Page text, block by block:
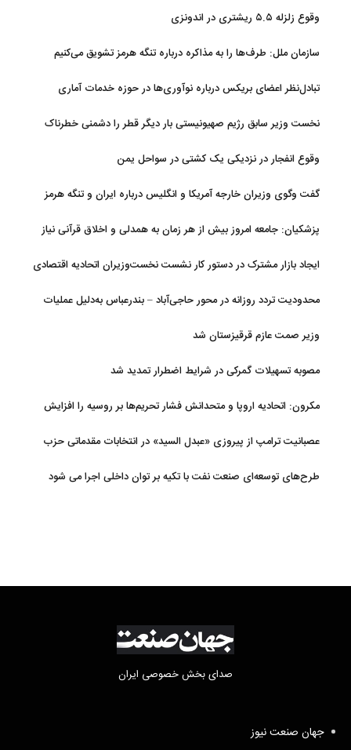
وقوع زلزله ۵.۵ ریشتری در اندونزی
سازمان ملل: طرف‌ها را به مذاکره درباره تنگه هرمز تشویق می‌کنیم
تبادل‌نظر اعضای بریکس درباره نوآوری‌ها در حوزه خدمات آماری
نخست وزیر سابق رژیم صهیونیستی بار دیگر قطر را دشمنی خطرناک
وقوع انفجار در نزدیکی یک کشتی در سواحل یمن
گفت وگوی وزیران خارجه آمریکا و انگلیس درباره ایران و تنگه هرمز
پزشکیان: جامعه امروز بیش از هر زمان به همدلی و اخلاق قرآنی نیاز
ایجاد بازار مشترک در دستور کار نشست نخست‌وزیران اتحادیه اقتصادی
محدودیت تردد روزانه در محور حاجی‌آباد – بندرعباس به‌دلیل عملیات
وزیر صمت عازم قرقیزستان شد
مصوبه تسهیلات گمرکی در شرایط اضطرار تمدید شد
مکرون: اتحادیه اروپا و متحدانش فشار تحریم‌ها بر روسیه را افزایش
عصبانیت ترامپ از پیروزی «عبدل السید» در انتخابات مقدماتی حزب
طرح‌های توسعه‌ای صنعت نفت با تکیه بر توان داخلی اجرا می شود
صدای بخش خصوصی ایران
جهان صنعت نیوز